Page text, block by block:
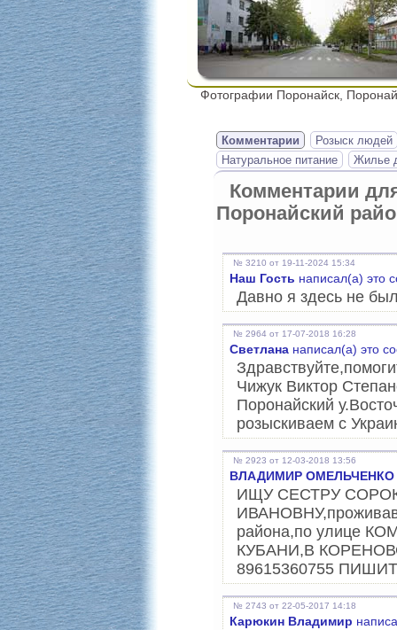
Фотографии Поронайск,
Комментарии
Розыск людей
Натуральное питание
Жилье
Комментарии
Поронайский
№ 3210 от 19-11-2024 15:34
Наш Гость написал(а) это
Давно я здесь не
№ 2964 от 17-07-2018 16:28
Светлана написал(а) это
Чижук Виктор
Поронайский
розыскиваем с
№ 2923 от 12-03-2018 13:56
ВЛАДИМИР ОМЕЛЬЧЕНКО
ИЩУ СЕСТРУ
района,по улице
КУБАНИ,В
89615360755
№ 2743 от 22-05-2017 14:18
Карюкин Владимир